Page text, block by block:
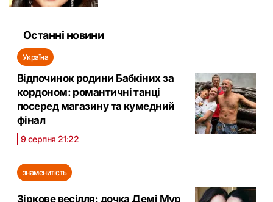
Останні новини
Україна
Відпочинок родини Бабкіних за
кордоном: романтичні танці
посеред магазину та кумедний
фінал
9 серпня 21:22
знаменитість
Зіркове весілля: дочка Демі Мур